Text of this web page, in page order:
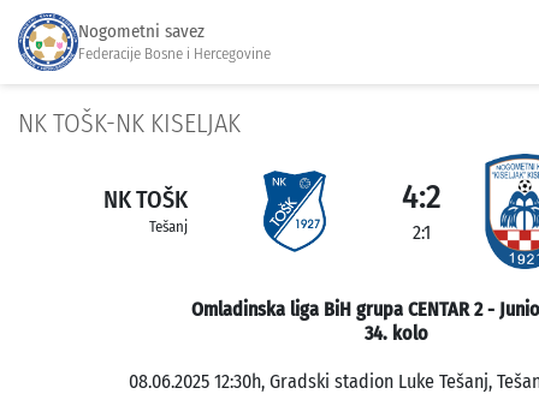
Nogometni savez
Federacije Bosne i Hercegovine
NK TOŠK-NK KISELJAK
NK TOŠK
Tešanj
4:2
2:1
Omladinska liga BiH grupa CENTAR 2 -
34. kolo
08.06.2025 12:30h, Gradski stadion Luke Tešanj,